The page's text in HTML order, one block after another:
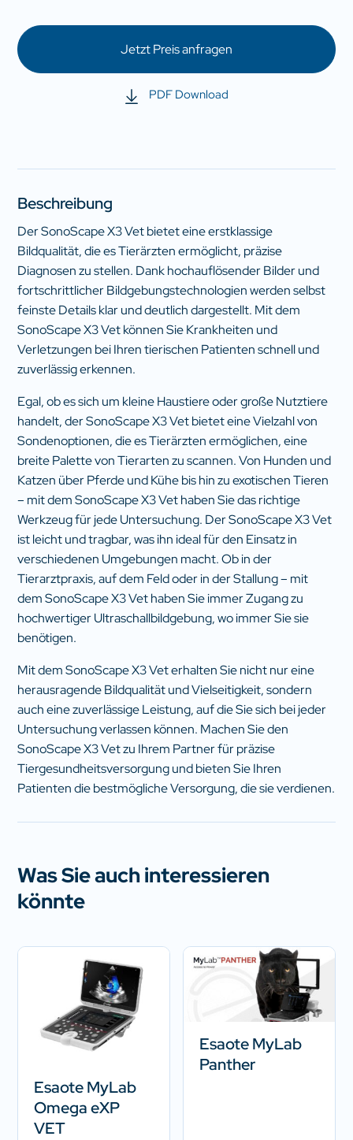
Jetzt Preis anfragen
PDF Download
Beschreibung
Der SonoScape X3 Vet bietet eine erstklassige
Bildqualität, die es Tierärzten ermöglicht, präzise
Diagnosen zu stellen. Dank hochauflösender Bilder und
fortschrittlicher Bildgebungstechnologien werden selbst
feinste Details klar und deutlich dargestellt. Mit dem
SonoScape X3 Vet können Sie Krankheiten und
Verletzungen bei Ihren tierischen Patienten schnell und
zuverlässig erkennen.
Egal, ob es sich um kleine Haustiere oder große Nutztiere
handelt, der SonoScape X3 Vet bietet eine Vielzahl von
Sondenoptionen, die es Tierärzten ermöglichen, eine
breite Palette von Tierarten zu scannen. Von Hunden und
Katzen über Pferde und Kühe bis hin zu exotischen Tieren
– mit dem SonoScape X3 Vet haben Sie das richtige
Werkzeug für jede Untersuchung. Der SonoScape X3 Vet
ist leicht und tragbar, was ihn ideal für den Einsatz in
verschiedenen Umgebungen macht. Ob in der
Tierarztpraxis, auf dem Feld oder in der Stallung – mit
dem SonoScape X3 Vet haben Sie immer Zugang zu
hochwertiger Ultraschallbildgebung, wo immer Sie sie
benötigen.
Mit dem SonoScape X3 Vet erhalten Sie nicht nur eine
herausragende Bildqualität und Vielseitigkeit, sondern
auch eine zuverlässige Leistung, auf die Sie sich bei jeder
Untersuchung verlassen können. Machen Sie den
SonoScape X3 Vet zu Ihrem Partner für präzise
Tiergesundheitsversorgung und bieten Sie Ihren
Patienten die bestmögliche Versorgung, die sie verdienen.
Was Sie auch interessieren
könnte
Esaote MyLab
Omega eXP
VET
Esaote MyLab
Panther